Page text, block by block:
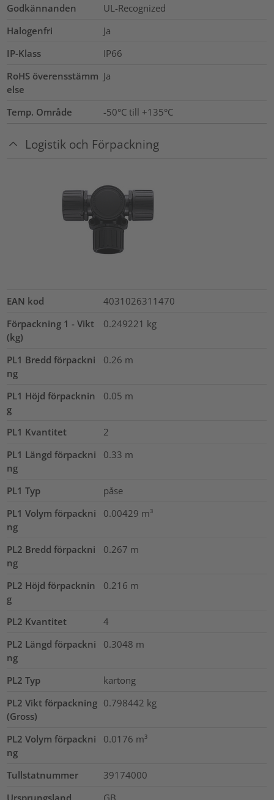
Godkännanden
UL-Recognized
Halogenfri
Ja
IP-Klass
IP66
RoHS överensstämm
else
Ja
Temp. Område -50°C till +135°C
Logistik och Förpackning
EAN kod
4031026311470
Förpackning 1 - Vikt
(kg)
0.249221 kg
PL1 Bredd förpackni
ng
0.26 m
PL1 Höjd förpacknin
g
0.05 m
PL1 Kvantitet
2
PL1 Längd förpackni
ng
0.33 m
PL1 Typ
påse
PL1 Volym förpackni
ng
0.00429 m³
PL2 Bredd förpackni
ng
0.267 m
PL2 Höjd förpacknin
g
0.216 m
PL2 Kvantitet
4
PL2 Längd förpackni
ng
0.3048 m
PL2 Typ
kartong
PL2 Vikt förpackning
(Gross)
0.798442 kg
PL2 Volym förpackni
ng
0.0176 m³
Tullstatnummer
39174000
Ursprungsland
GB